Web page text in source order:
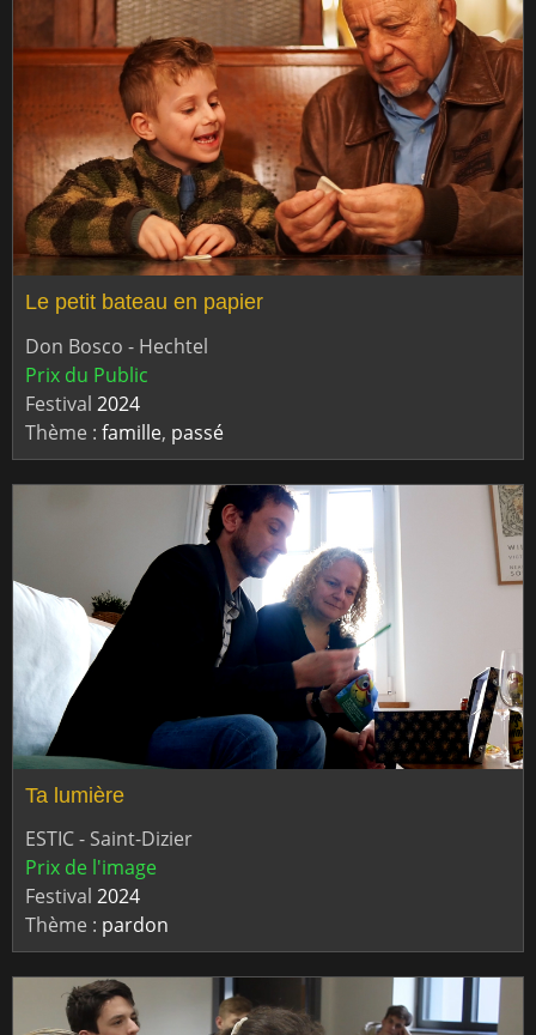
Le petit bateau en papier
Don Bosco - Hechtel
Prix du Public
Festival 2024
Thème : famille, passé
Ta lumière
ESTIC - Saint-Dizier
Prix de l'image
Festival 2024
Thème : pardon